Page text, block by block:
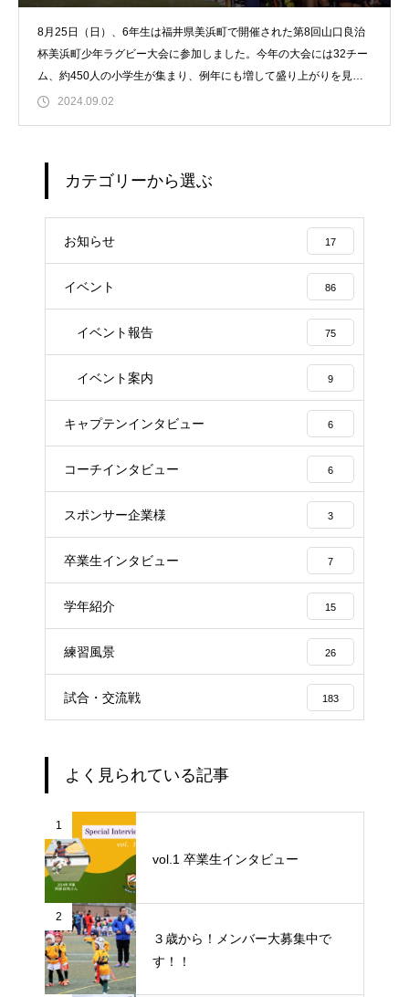
8月25日（日）、6年生は福井県美浜町で開催された第8回山口良治
杯美浜町少年ラグビー大会に参加しました。今年の大会には32チー
ム、約450人の小学生が集まり、例年にも増して盛り上がりを見せ
ました！2024.09.02
カテゴリーから選ぶ
お知らせ 17
イベント 86
イベント報告 75
イベント案内 9
キャプテンインタビュー 6
コーチインタビュー 6
スポンサー企業様 3
卒業生インタビュー 7
学年紹介 15
練習風景 26
試合・交流戦 183
よく見られている記事
1
vol.1 卒業生インタビュー
2
３歳から！メンバー大募集中で
す！！